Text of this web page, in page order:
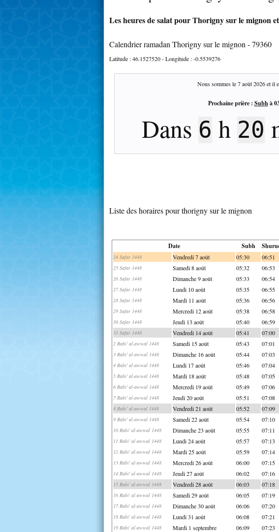
Les heures de salat pour Thorigny sur le mignon
Calendrier ramadan Thorigny sur le mignon - 79360
Latitude :46.1527520- Longitude :-0.5539276
Nous sommes le7 août 2026et il
Prochaine prière : Subhà
Dans 6 h 20
Liste des horaires pour thorigny sur le mignon
Date Subh
24 Safar 1448 Vendredi 7 août 05:30 06:51
25 Safar 1448 Samedi 8 août 05:32 06:53
26 Safar 1448 Dimanche 9 août 05:33 06:54
27 Safar 1448 Lundi 10 août 05:35 06:55
28 Safar 1448 Mardi 11 août 05:36 06:56
29 Safar 1448 Mercredi 12 août 05:38 06:58
30 Safar 1448 Jeudi 13 août 05:40 06:59
31 Safar 1448 Vendredi 14 août 05:41 07:00
2 Rabi' al-awwal 1448 Samedi 15 août 05:43 07:01
3 Rabi' al-awwal 1448 Dimanche 16 août 05:44 07:03
4 Rabi' al-awwal 1448 Lundi 17 août 05:46 07:04
5 Rabi' al-awwal 1448 Mardi 18 août 05:48 07:05
6 Rabi' al-awwal 1448 Mercredi 19 août 05:49 07:06
7 Rabi' al-awwal 1448 Jeudi 20 août 05:51 07:08
8 Rabi' al-awwal 1448 Vendredi 21 août 05:52 07:09
9 Rabi' al-awwal 1448 Samedi 22 août 05:54 07:10
10 Rabi' al-awwal 1448 Dimanche 23 août 05:55 07:11
11 Rabi' al-awwal 1448 Lundi 24 août 05:57 07:13
12 Rabi' al-awwal 1448 Mardi 25 août 05:59 07:14
13 Rabi' al-awwal 1448 Mercredi 26 août 06:00 07:15
14 Rabi' al-awwal 1448 Jeudi 27 août 06:02 07:16
15 Rabi' al-awwal 1448 Vendredi 28 août 06:03 07:18
16 Rabi' al-awwal 1448 Samedi 29 août 06:05 07:19
17 Rabi' al-awwal 1448 Dimanche 30 août 06:06 07:20
18 Rabi' al-awwal 1448 Lundi 31 août 06:08 07:21
19 Rabi' al-awwal 1448 Mardi 1 septembre 06:09 07:23